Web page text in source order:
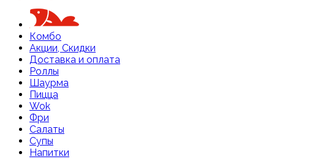
Комбо
Акции, Скидки
Доставка и оплата
Роллы
Шаурма
Пицца
Wok
Фри
Салаты
Супы
Напитки